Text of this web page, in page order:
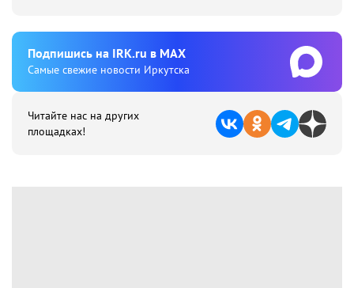
Подпишиcь на IRK.ru в MAX
Cамые свежие новости Иркутска
Читайте нас на других
площадках!